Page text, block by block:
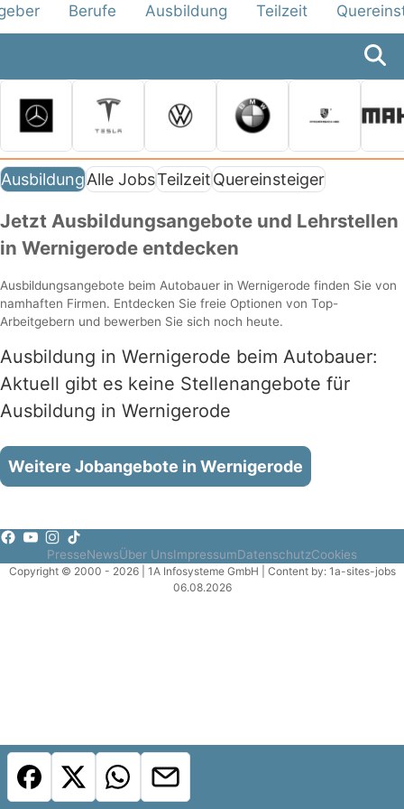
Berufe Ausbildung Teilzeit
AusbildungAlle JobsTeilzeitQuereinsteiger
Jetzt Ausbildungsangebote und Lehrstellen
in Wernigerode entdecken
Ausbildungsangebote beim Autobauer in Wernigerode finden Sie von
namhaften Firmen. Entdecken Sie freie Optionen von Top-
Arbeitgebern und bewerben Sie sich noch heute.
Ausbildung in Wernigerode beim Autobauer:
Aktuell gibt es keine Stellenangebote für
Ausbildung in Wernigerode
Weitere Jobangebote in Wernigerode
PresseNewsÜber UnsImpressumDatenschutzCookies
Copyright © 2000 - 2026 | 1A Infosysteme GmbH | Content by: 1a-sites-jobs
06.08.2026